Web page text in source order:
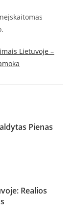
Lietuvoje –
Pienas
Realios